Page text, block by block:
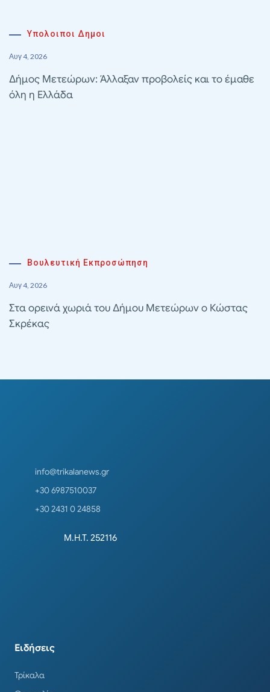
Υπολοιποι Δημοι
Αυγ 4, 2026
Δήμος Μετεώρων: Άλλαξαν προβολείς και το έμαθε
όλη η Ελλάδα
Βουλευτική Εκπροσώπηση
Αυγ 4, 2026
Στα ορεινά χωριά του Δήμου Μετεώρων ο Κώστας
Σκρέκας
info@trikalanews.gr
+30 6987510037
+30 2431 0 24858
Μ.Η.Τ. 252116
Ειδήσεις
Τρίκαλα